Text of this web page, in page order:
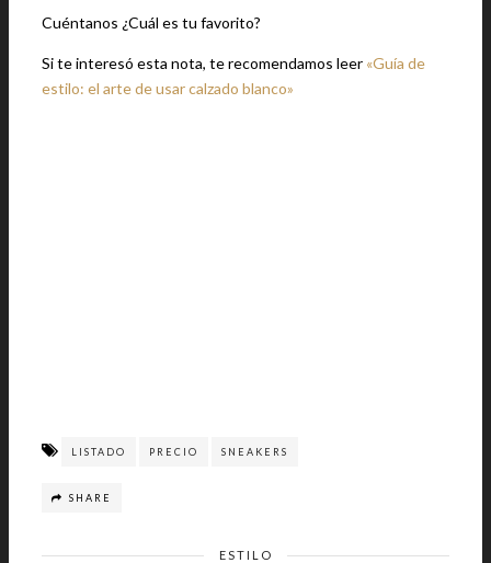
Cuéntanos ¿Cuál es tu favorito?
Si te interesó esta nota, te recomendamos leer «Guía de
estilo: el arte de usar calzado blanco»
LISTADO PRECIO SNEAKERS
SHARE
ESTILO